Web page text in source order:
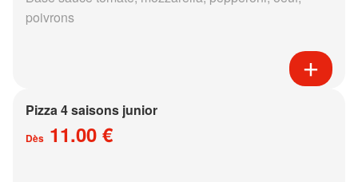
poivrons
Pizza 4 saisons junior
Dès 11.00 €